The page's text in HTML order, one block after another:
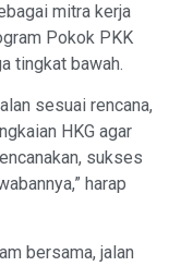
mitra kerja
Pokok PKK
tingkat bawah.
sesuai rencana,
HKG agar
sukses
harap
bersama, jalan